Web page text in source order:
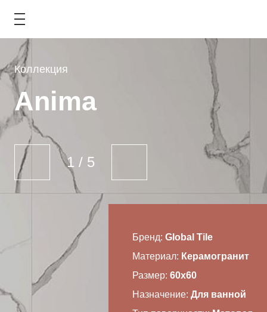
АКЦИИ
ОПЛАТА И ДОСТАВКА
ГДЕ КУПИТЬ
О КОМПАНИИ
ВАЖНОЕ
COLLECTION
Коллекция
Anima
1 / 5
Бренд: Global Tile
Материал: Керамогранит
Размер: 60x60
Назначение: Для ванной